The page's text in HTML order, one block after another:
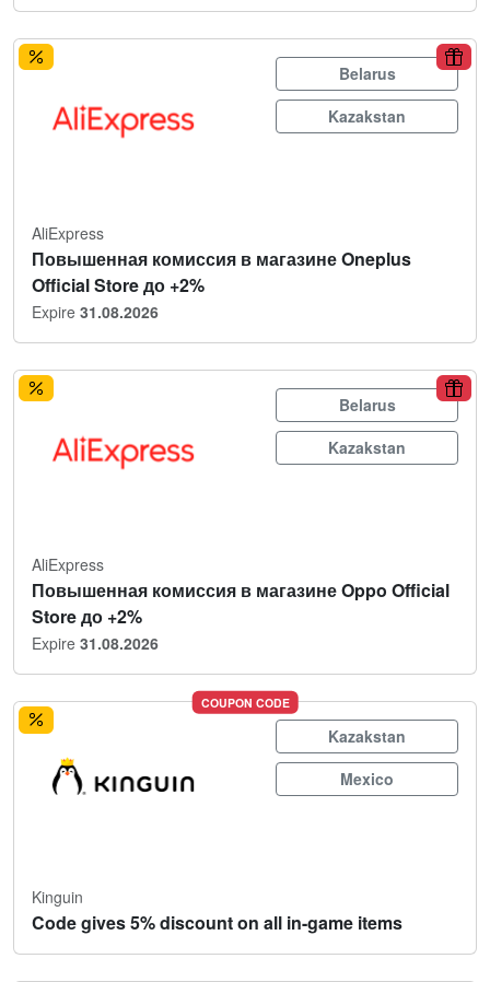
Belarus
Kazakstan
AliExpress
Повышенная комиссия в магазине Oneplus
Official Store до +2%
Expire 31.08.2026
Belarus
Kazakstan
AliExpress
Повышенная комиссия в магазине Oppo Official
Store до +2%
Expire 31.08.2026
COUPON CODE
Kazakstan
Mexico
Kinguin
Code gives 5% discount on all in-game items